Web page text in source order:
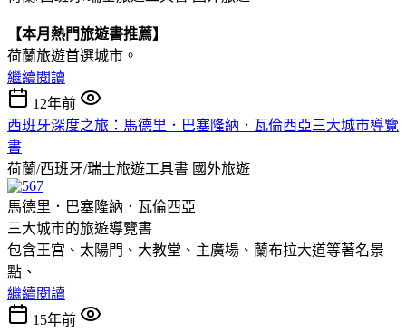
【本月熱門旅遊書推薦】
荷蘭旅遊首選城市。
繼續閱讀
12年前
西班牙深度之旅：馬德里．巴塞隆納．瓦倫西亞三大城市導覽
書
荷蘭/西班牙/瑞士旅遊工具書 國外旅遊
馬德里．巴塞隆納．瓦倫西亞
三大城市的旅遊導覽書
包含王宮、太陽門、大教堂、主廣場、蘭布拉大道等著名景
點、
繼續閱讀
15年前